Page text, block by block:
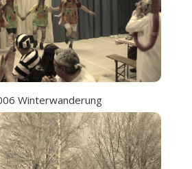
Winterwanderung